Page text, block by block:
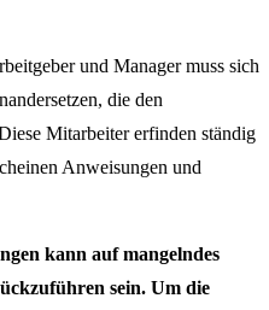
und Manager muss sich
die den
Mitarbeiter erfinden ständig
Anweisungen und
kann auf mangelndes
sein. Um die